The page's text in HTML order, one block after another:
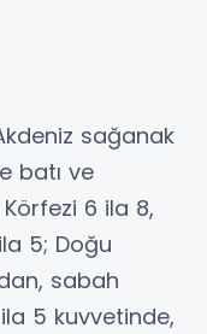
sağanak
batı ve
6 ila 8,
5; Doğu
sabah
5 kuvvetinde,